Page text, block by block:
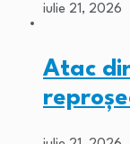
iulie 21, 2026
Atac